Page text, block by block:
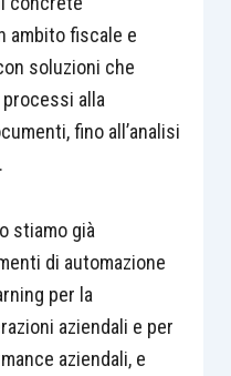
ambito fiscale e
soluzioni che
processi alla
fino all’analisi
stiamo già
di automazione
per la
aziendali e per
aziendali, e